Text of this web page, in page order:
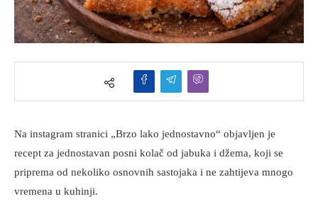
Na instagram stranici „Brzo lako jednostavno“ objavljen je
recept za jednostavan posni kolač od jabuka i džema, koji se
priprema od nekoliko osnovnih sastojaka i ne zahtijeva mnogo
vremena u kuhinji.